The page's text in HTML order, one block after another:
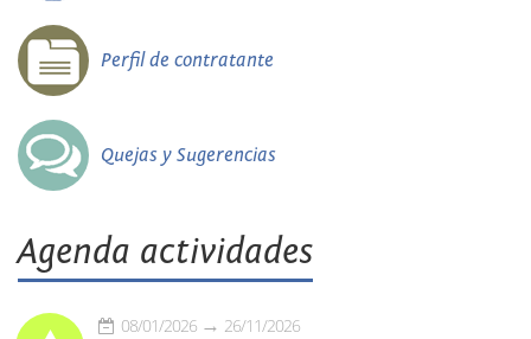
Perfil de contratante
Quejas y Sugerencias
Agenda actividades
08/01/2026 26/11/2026